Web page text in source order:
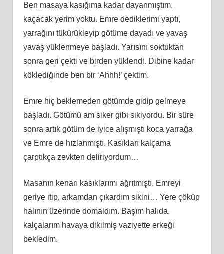
Ben masaya kasığıma kadar dayanmıştım,
kaçacak yerim yoktu. Emre dediklerimi yaptı,
yarrağını tükürükleyip götüme dayadı ve yavaş
yavaş yüklenmeye başladı. Yarısını soktuktan
sonra geri çekti ve birden yüklendi. Dibine kadar
köklediğinde ben bir ‘Ahhh!’ çektim.
Emre hiç beklemeden götümde gidip gelmeye
başladı. Götümü am siker gibi sikiyordu. Bir süre
sonra artık götüm de iyice alışmıştı koca yarrağa
ve Emre de hızlanmıştı. Kasıkları kalçama
çarptıkça zevkten deliriyordum…
Masanın kenarı kasıklarımı ağrıtmıştı, Emreyi
geriye itip, arkamdan çıkardım sikini… Yere çöküp
halının üzerinde domaldım. Başım halıda,
kalçalarım havaya dikilmiş vaziyette erkeği
bekledim.